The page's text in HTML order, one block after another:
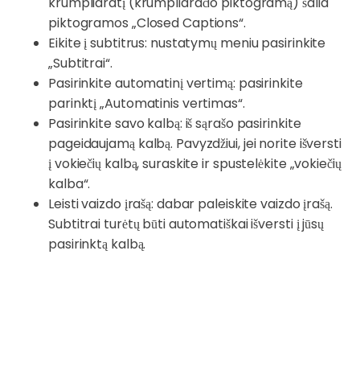
piktogramos „Closed Captions“.
Eikite į subtitrus: nustatymų meniu pasirinkite
„Subtitrai“.
Pasirinkite automatinį vertimą: pasirinkite
parinktį „Automatinis vertimas“.
Pasirinkite savo kalbą: iš sąrašo pasirinkite
pageidaujamą kalbą. Pavyzdžiui, jei norite išversti
į vokiečių kalbą, suraskite ir spustelėkite „vokiečių
kalba“.
Leisti vaizdo įrašą: dabar paleiskite vaizdo įrašą.
Subtitrai turėtų būti automatiškai išversti į jūsų
pasirinktą kalbą.